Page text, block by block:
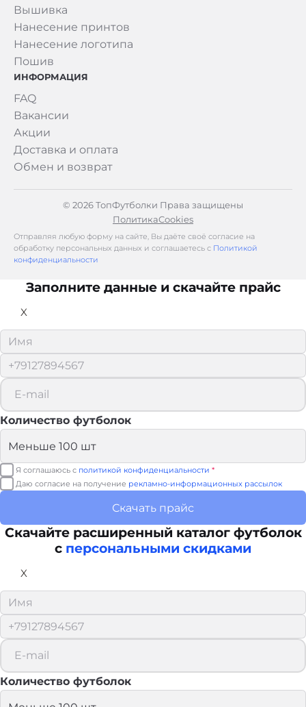
Вышивка
Нанесение принтов
Нанесение логотипа
Пошив
ИНФОРМАЦИЯ
FAQ
Вакансии
Акции
Доставка и оплата
Обмен и возврат
© 2026 ТопФутболки Права защищены
ПолитикаCookies
Отправляя любую форму на сайте, Вы даёте своё согласие на
обработку персональных данных и соглашаетесь с Политикой
конфиденциальности
Заполните данные и скачайте прайс
X
Количество футболок
Я соглашаюсь с политикой конфиденциальности *
Даю согласие на получение рекламно-информационных рассылок
Скачать прайс
Скачайте расширенный каталог футболок
с персональными скидками
X
Количество футболок